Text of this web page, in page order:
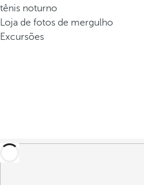
tênis noturno
Loja de fotos de mergulho
Excursões